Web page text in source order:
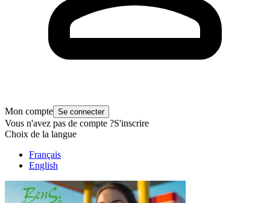
Mon compte Se connecter
Vous n'avez pas de compte ?S'inscrire
Choix de la langue
Français
English